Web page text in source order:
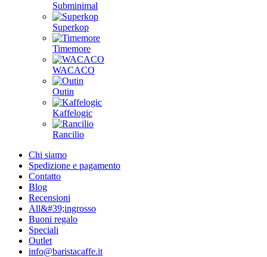
Subminimal
Superkop
Timemore
WACACO
Outin
Kaffelogic
Rancilio
Chi siamo
Spedizione e pagamento
Contatto
Blog
Recensioni
All&#39;ingrosso
Buoni regalo
Speciali
Outlet
info@baristacaffe.it